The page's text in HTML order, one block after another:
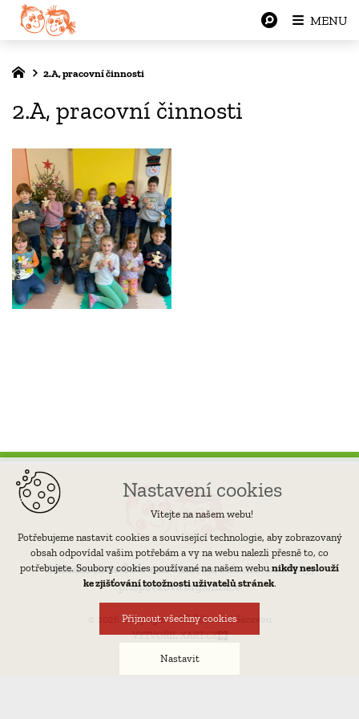
2.A, pracovní činnosti
2.A, pracovní činnosti
Základní škola Žďár nad Sázavou,Palachova 2189/35
příspěvková organizace
© 2026 Copyright 1. ZŠ Žďár nad Sázavou
VYTVOŘIL XART.CZ
MENU
Nastavení cookies
Vítejte na našem webu!
Potřebujeme nastavit cookies a související technologie, aby zobrazovaný
obsah odpovídal vašim potřebám a vy na webu nalezli přesně to, co
potřebujete. Soubory cookies používané na našem webu nikdy neslouží
ke zjišťování totožnosti uživatelů stránek.
Přijmout všechny cookies
Nastavit